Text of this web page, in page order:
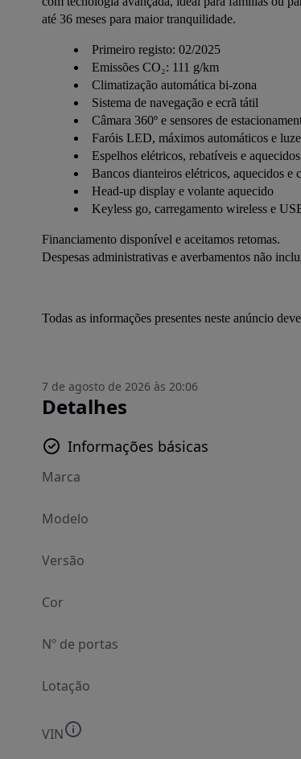
até 36 meses para maior tranquilidade.
Primeiro registo: 02/2025
Emissões CO₂: 111 g/km
Climatização automática bi-zona
Sistema de navegação e ecrã tátil
Câmara 360º e sensores de
Faróis LED, máximos automáticos e
Espelhos elétricos, rebatíveis e aquecidos
Bancos dianteiros elétricos, aquecidos e
Head-up display e volante aquecido
Keyless go, carregamento wireless e
Financiamento disponível e aceitamos retomas.
Despesas administrativas e averbamentos não
Todas as informações presentes neste anúncio
7 de agosto de 2026 às 20:06
Detalhes
Informações básicas
Marca
Modelo
Versão
Cor
Nº de portas
Lotação
VIN